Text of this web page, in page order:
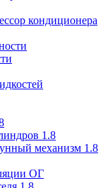
кондиционера
1.8
механизм 1.8
ОГ